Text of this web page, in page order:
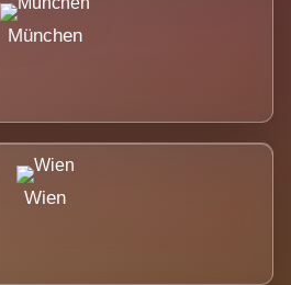
München
Wien